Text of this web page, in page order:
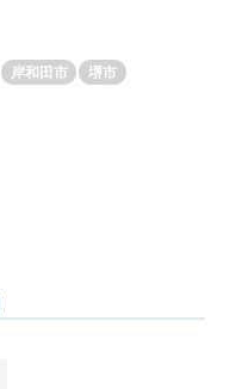
岸和田市
堺市